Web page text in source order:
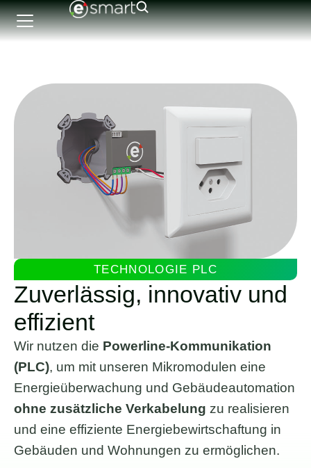
TECHNOLOGIE PLC
Zuverlässig, innovativ und
effizient
Wir nutzen die Powerline-Kommunikation
(PLC), um mit unseren Mikromodulen eine
Energieüberwachung und Gebäudeautomation
ohne zusätzliche Verkabelung zu realisieren
und eine effiziente Energiebewirtschaftung in
Gebäuden und Wohnungen zu ermöglichen.